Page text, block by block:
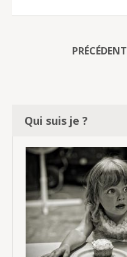
PAGINATION
PRÉCÉDENT
Qui suis je ?